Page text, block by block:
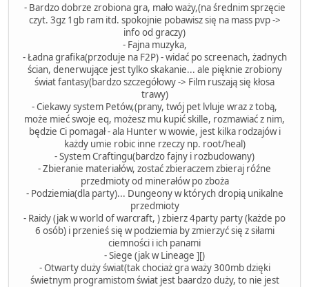
- Bardzo dobrze zrobiona gra, mało waży,(na średnim sprzęcie
czyt. 3gz 1gb ram itd. spokojnie pobawisz się na mass pvp ->
info od graczy)
- Fajna muzyka,
- Ładna grafika(przoduje na F2P) - widać po screenach, żadnych
ścian, denerwujące jest tylko skakanie... ale pięknie zrobiony
świat fantasy(bardzo szczegółowy -> Film ruszają się kłosa
trawy)
- Ciekawy system Petów,(prany, twój pet lvluje wraz z tobą,
może mieć swoje eq, możesz mu kupić skille, rozmawiać z nim,
będzie Ci pomagał - ala Hunter w wowie, jest kilka rodzajów i
każdy umie robic inne rzeczy np. root/heal)
- System Craftingu(bardzo fajny i rozbudowany)
- Zbieranie materiałów, zostać zbieraczem zbieraj róźne
przedmioty od minerałów po zboża
- Podziemia(dla party)... Dungeony w których dropią unikalne
przedmioty
- Raidy (jak w world of warcraft, ) zbierz 4party party (każde po
6 osób) i przenieś się w podziemia by zmierzyć się z siłami
ciemności i ich panami
- Siege (jak w Lineage ][)
- Otwarty duży świat(tak chociaż gra waży 300mb dzięki
świetnym programistom świat jest baardzo duży, to nie jest